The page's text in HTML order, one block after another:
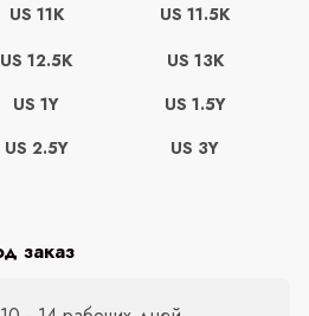
US 11K
US 11.5K
US 12.5K
US 13K
US 1Y
US 1.5Y
US 2.5Y
US 3Y
заказ